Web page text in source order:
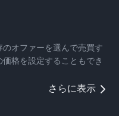
オファーを選んで売買す
格を設定することもでき
さらに表示